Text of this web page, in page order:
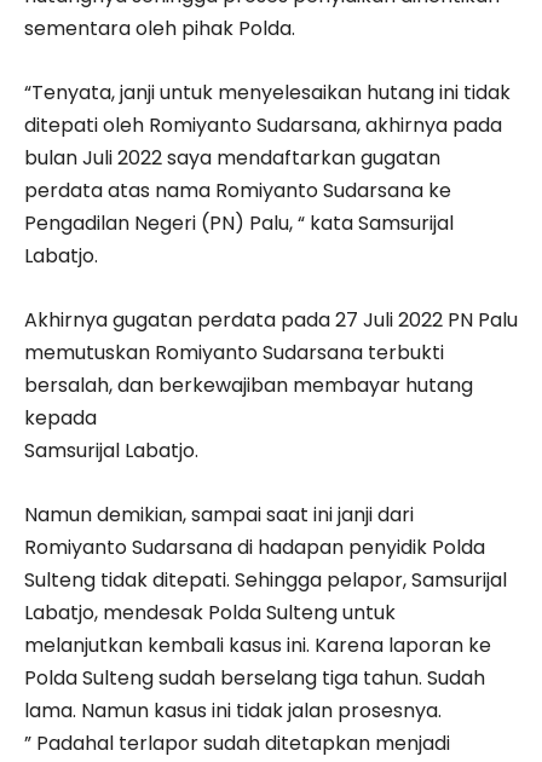
sementara oleh pihak Polda.
“Tenyata, janji untuk menyelesaikan hutang ini tidak
ditepati oleh Romiyanto Sudarsana, akhirnya pada
bulan Juli 2022 saya mendaftarkan gugatan
perdata atas nama Romiyanto Sudarsana ke
Pengadilan Negeri (PN) Palu, “ kata Samsurijal
Labatjo.
Akhirnya gugatan perdata pada 27 Juli 2022 PN Palu
memutuskan Romiyanto Sudarsana terbukti
bersalah, dan berkewajiban membayar hutang
kepada
Samsurijal Labatjo.
Namun demikian, sampai saat ini janji dari
Romiyanto Sudarsana di hadapan penyidik Polda
Sulteng tidak ditepati. Sehingga pelapor, Samsurijal
Labatjo, mendesak Polda Sulteng untuk
melanjutkan kembali kasus ini. Karena laporan ke
Polda Sulteng sudah berselang tiga tahun. Sudah
lama. Namun kasus ini tidak jalan prosesnya.
” Padahal terlapor sudah ditetapkan menjadi